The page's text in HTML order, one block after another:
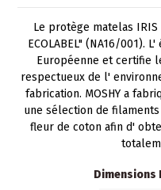
Le protège matelas
ECOLABEL" (NA16/001).
Européenne et certifie
respectueux de l'
fabrication. MOSHY a
une sélection de
fleur de coton afin d'